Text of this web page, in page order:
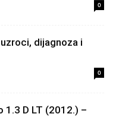
0
dijagnoza i
0
1.3 D LT (2012.) –